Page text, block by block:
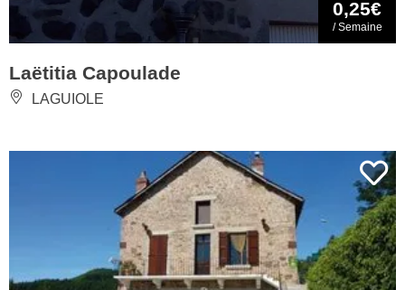
0,25€
/ Semaine
Laëtitia Capoulade
LAGUIOLE